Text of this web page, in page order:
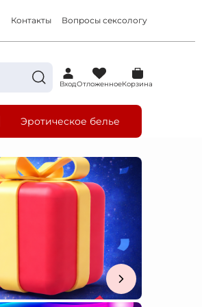
Контакты Вопросы сексологу
ВходОтложенное
0
Корзина
Эротическое белье